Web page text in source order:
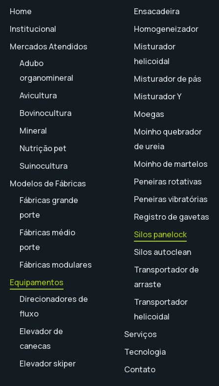
Home
Institucional
Mercados Atendidos
Adubo
organomineral
Avicultura
Bovinocultura
Mineral
Nutrição pet
Suinocultura
Modelos de Fábricas
Fábricas grande
porte
Fábricas médio
porte
Fábricas modulares
Equipamentos
Direcionadores de
fluxo
Elevador de
canecas
Elevador skiper
Ensacadeira
Homogeneizador
Misturador
helicoidal
Misturador de pás
Misturador Y
Moegas
Moinho quebrador
de ureia
Moinho de martelos
Peneiras rotativas
Peneiras vibratórias
Registro de gavetas
Silos panelock
Silos autoclean
Transportador de
arraste
Transportador
helicoidal
Serviços
Tecnologia
Contato